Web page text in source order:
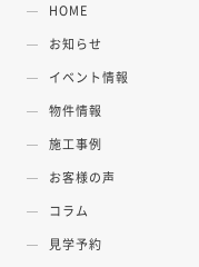
HOME
お知らせ
イベント情報
物件情報
施工事例
お客様の声
コラム
見学予約